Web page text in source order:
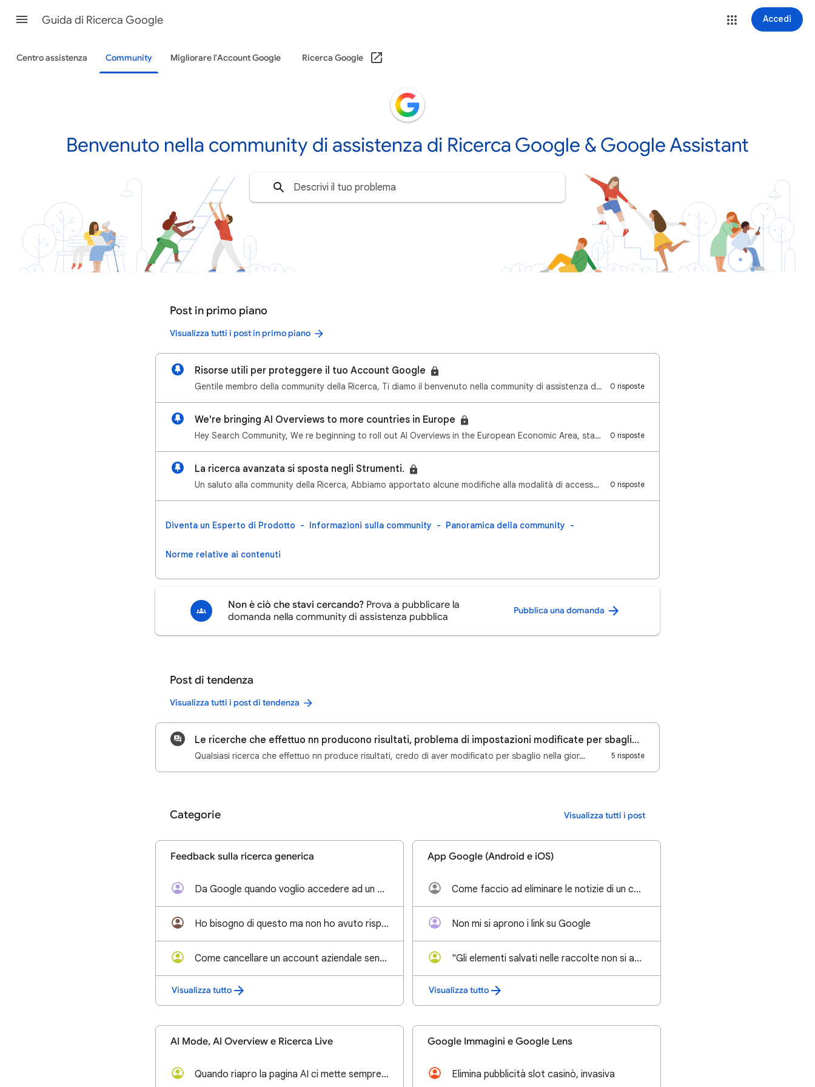
Guida di Ricerca Google Accedi
Centro assistenza Community Migliorare l'Account Google Ricerca Google
Benvenuto nella community di assistenza di Ricerca Google & Google Assistant
Post in primo piano
Visualizza tutti i post in primo piano
Risorse utili per proteggere il tuo Account Google
Gentile membro della community della Ricerca, Ti diamo il benvenuto nella community di assistenza de… 0 risposte
We're bringing AI Overviews to more countries in Europe
Hey Search Community, We re beginning to roll out AI Overviews in the European Economic Area, starti… 0 risposte
La ricerca avanzata si sposta negli Strumenti.
Un saluto alla community della Ricerca, Abbiamo apportato alcune modifiche alla modalità di accesso … 0 risposte
Diventa un Esperto di Prodotto Informazioni sulla community Panoramica della community
Norme relative ai contenuti
Non è ciò che stavi cercando? Prova a pubblicare la
domanda nella community di assistenza pubblica
Pubblica una domanda
Post di tendenza
Visualizza tutti i post di tendenza
Le ricerche che effettuo nn producono risultati, problema di impostazioni modificate per sbaglio
Qualsiasi ricerca che effettuo nn produce risultati, credo di aver modificato per sbaglio nella gior… 5 risposte
Categorie Visualizza tutti i post
Feedback sulla ricerca generica
Da Google quando voglio accedere ad un sito mi dice IMPOSSIBILE APRIRE IL LINK, ho scaricato Opera e
Ho bisogno di questo ma non ho avuto risposta: URL con %s al posto della query
Come cancellare un account aziendale senza avere google workspace
Visualizza tutto
App Google (Android e iOS)
Come faccio ad eliminare le notizie di un canale?
Non mi si aprono i link su Google
"Gli elementi salvati nelle raccolte non si aprono o richiedono due/tre clic per visualizzare la pag
Visualizza tutto
AI Mode, AI Overview e Ricerca Live
Quando riapro la pagina AI ci mette sempre una vita a caricare dove avevo interrotto
Google Immagini e Google Lens
Elimina pubblicità slot casinò, invasiva